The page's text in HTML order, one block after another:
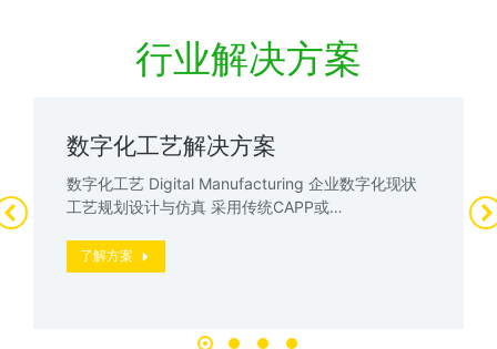
行业解决方案
数字化工艺解决方案
数字化工艺 Digital Manufacturing 企业数字化现状
工艺规划设计与仿真 采用传统CAPP或…
了解方案